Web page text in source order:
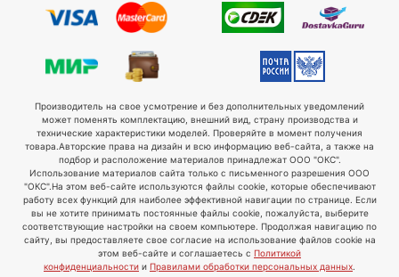
Производитель на свое усмотрение и без дополнительных уведомлений
может поменять комплектацию, внешний вид, страну производства и
технические характеристики моделей. Проверяйте в момент получения
товара. Авторские права на дизайн и всю информацию веб-сайта, а также на
подбор и расположение материалов принадлежат ООО "ОКС".
Использование материалов сайта только с письменного разрешения ООО
"ОКС". На этом веб-сайте используются файлы cookie, которые обеспечивают
работу всех функций для наиболее эффективной навигации по странице. Если
вы не хотите принимать постоянные файлы cookie, пожалуйста, выберите
соответствующие настройки на своем компьютере. Продолжая навигацию по
сайту, вы предоставляете свое согласие на использование файлов cookie на
этом веб-сайте и соглашаетесь с Политикой
конфиденциальности и Правилами обработки персональных данных